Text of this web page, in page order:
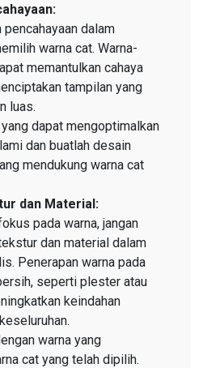
dalam
warna cat. Warna-
memantulkan cahaya
tampilan yang
luas.
dapat mengoptimalkan
dan buatlah desain
mendukung warna cat
dan Material:
pada warna, jangan
dan material dalam
Penerapan warna pada
seperti plester atau
keindahan
warna yang
cat yang telah dipilih.